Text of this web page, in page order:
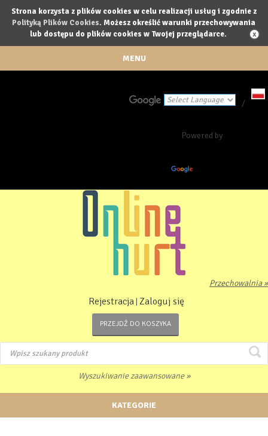
Strona korzysta z plików cookies w celu realizacji usług i zgodnie z
Polityką Plików Cookies. Możesz określić warunki przechowywania
lub dostępu do plików cookies w Twojej przeglądarce.
MENU
Powered by
/
Przechowalnia »
Rejestracja Zaloguj się
PRZEJDŹ DO KOSZYKA
Wyszukiwanie zaawansowane »
KATEGORIE